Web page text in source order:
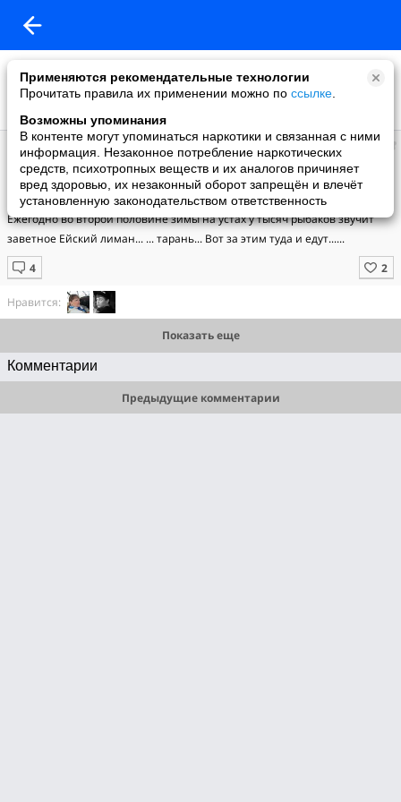
Применяются рекомендательные технологии
Прочитать правила их применении можно по ссылке
Возможны упоминания
В контенте могут упоминаться наркотики и связанная с ними
информация. Незаконное потребление наркотических
средств, психотропных веществ и их аналогов причиняет
вред здоровью, их незаконный оборот запрещён и влечёт
установленную законодательством ответственность
Константин
добавил видео
30.01.2010
Ейский лиман. Ход плотвы
Ежегодно во второй половине зимы на устах у тысяч рыбаков звучит
заветное Ейский лиман... ... тарань... Вот за этим туда и едут......
Нравится:
Показать еще
Комментарии
Предыдущие комментарии